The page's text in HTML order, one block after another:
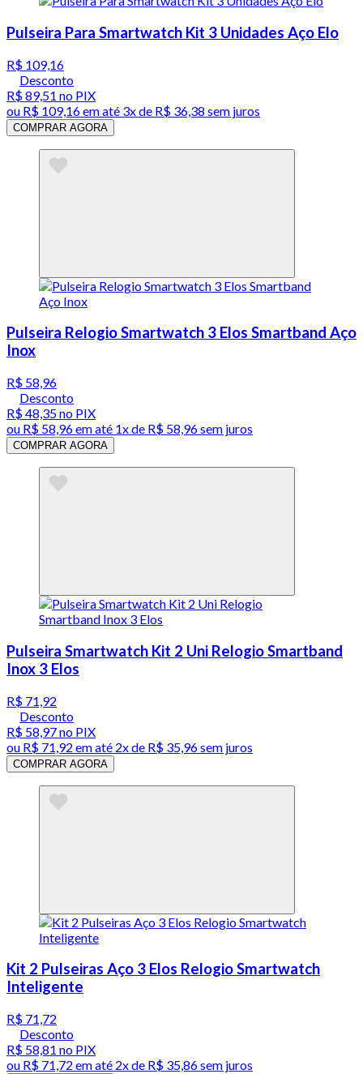
Pulseira Para Smartwatch Kit 3 Unidades Aço Elo
R$ 109,16
Desconto
R$ 89,51 no PIX
ou R$ 109,16em até 3x de R$ 36,38 sem juros
COMPRAR AGORA
Pulseira Relogio Smartwatch 3 Elos Smartband Aço
Inox
R$ 58,96
Desconto
R$ 48,35no PIX
ou R$ 58,96em até 1x de R$ 58,96sem juros
COMPRAR AGORA
Pulseira Smartwatch Kit 2 Uni Relogio Smartband
Inox 3 Elos
R$ 71,92
Desconto
R$ 58,97no PIX
ou R$ 71,92 em até 2x de R$ 35,96 sem juros
COMPRAR AGORA
Kit 2 Pulseiras Aço 3 Elos Relogio Smartwatch
Inteligente
R$ 71,72
Desconto
R$ 58,81 no PIX
ou R$ 71,72 em até 2x de R$ 35,86 sem juros